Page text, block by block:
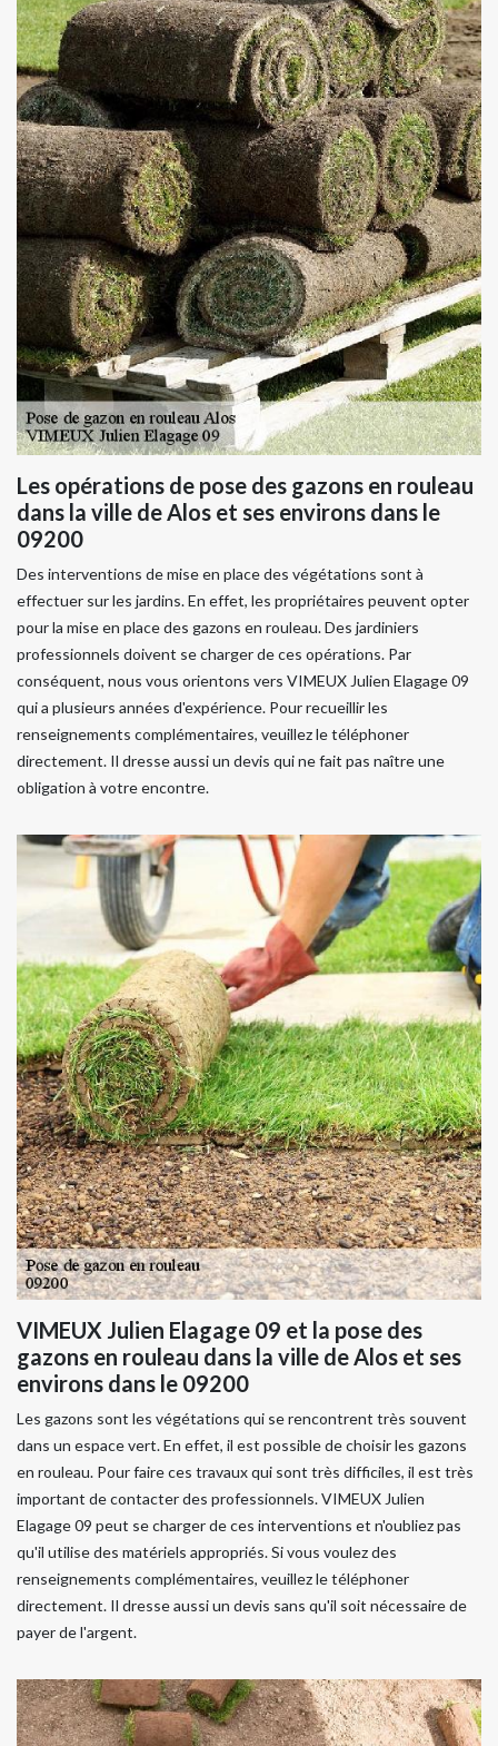
Les opérations de pose des gazons en rouleau
dans la ville de Alos et ses environs dans le
09200
Des interventions de mise en place des végétations sont à
effectuer sur les jardins. En effet, les propriétaires peuvent opter
pour la mise en place des gazons en rouleau. Des jardiniers
professionnels doivent se charger de ces opérations. Par
conséquent, nous vous orientons vers VIMEUX Julien Elagage 09
qui a plusieurs années d'expérience. Pour recueillir les
renseignements complémentaires, veuillez le téléphoner
directement. Il dresse aussi un devis qui ne fait pas naître une
obligation à votre encontre.
VIMEUX Julien Elagage 09 et la pose des
gazons en rouleau dans la ville de Alos et ses
environs dans le 09200
Les gazons sont les végétations qui se rencontrent très souvent
dans un espace vert. En effet, il est possible de choisir les gazons
en rouleau. Pour faire ces travaux qui sont très difficiles, il est très
important de contacter des professionnels. VIMEUX Julien
Elagage 09 peut se charger de ces interventions et n'oubliez pas
qu'il utilise des matériels appropriés. Si vous voulez des
renseignements complémentaires, veuillez le téléphoner
directement. Il dresse aussi un devis sans qu'il soit nécessaire de
payer de l'argent.